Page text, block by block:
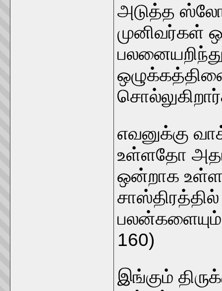
அடுத்த
முனிவர்கள்
எவனுக்கு
உள்ளதோ
ஒன்றாக
பலன்களையும்
160)
இங்கும்